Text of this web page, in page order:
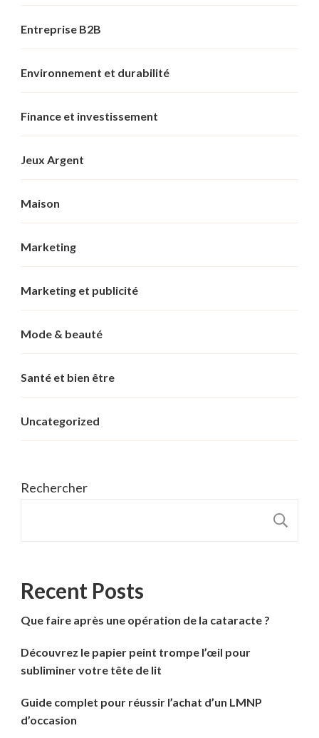
Entreprise B2B
Environnement et durabilité
Finance et investissement
Jeux Argent
Maison
Marketing
Marketing et publicité
Mode & beauté
Santé et bien être
Uncategorized
Rechercher
Recent Posts
Que faire après une opération de la cataracte ?
Découvrez le papier peint trompe l’œil pour
subliminer votre tête de lit
Guide complet pour réussir l’achat d’un LMNP
d’occasion